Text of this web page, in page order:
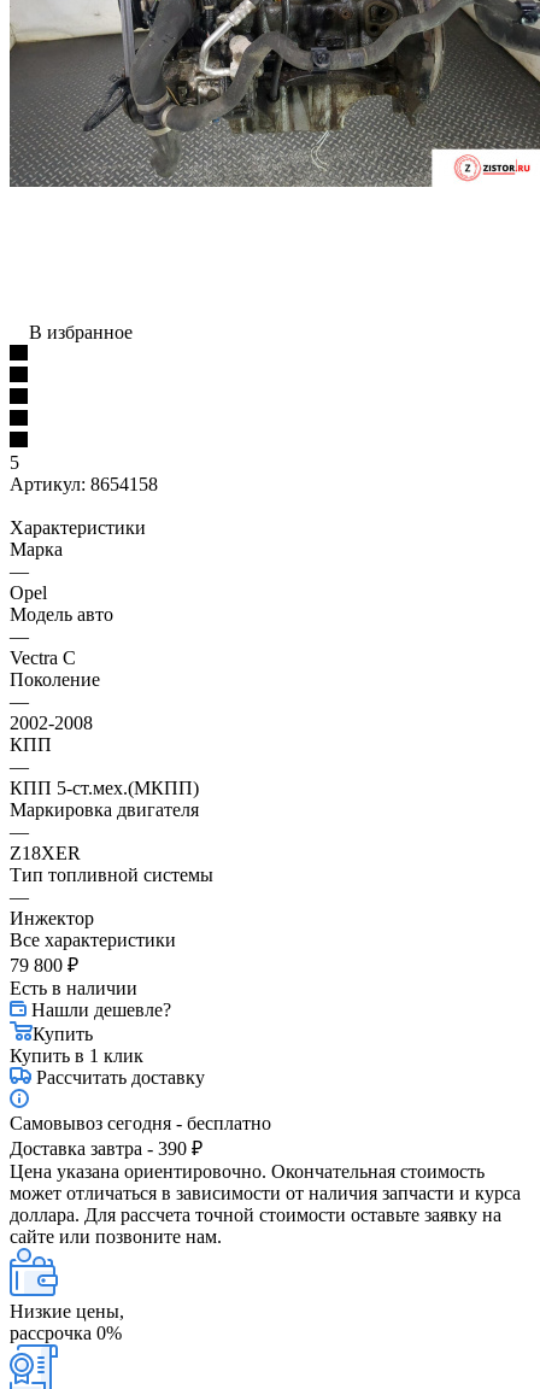
В избранное
5
Артикул: 8654158
Характеристики
Марка
—
Opel
Модель авто
—
Vectra C
Поколение
—
2002-2008
КПП
—
КПП 5-ст.мех.(МКПП)
Маркировка двигателя
—
Z18XER
Тип топливной системы
—
Инжектор
Все характеристики
79 800 ₽
Есть в наличии
Нашли дешевле?
Купить
Купить в 1 клик
Рассчитать доставку
Самовывоз сегодня - бесплатно
Доставка завтра - 390 ₽
Цена указана ориентировочно. Окончательная стоимость
может отличаться в зависимости от наличия запчасти и курса
доллара. Для рассчета точной стоимости оставьте заявку на
сайте или позвоните нам.
Низкие цены,
рассрочка 0%